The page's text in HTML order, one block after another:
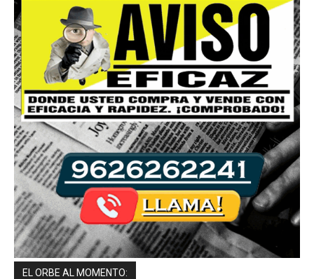
EL ORBE AL MOMENTO: